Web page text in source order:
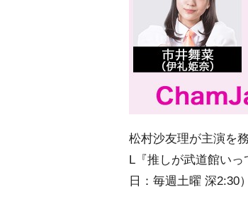
松村沙友理が主演を
L『推しが武道館い
日：毎週土曜 深2:30